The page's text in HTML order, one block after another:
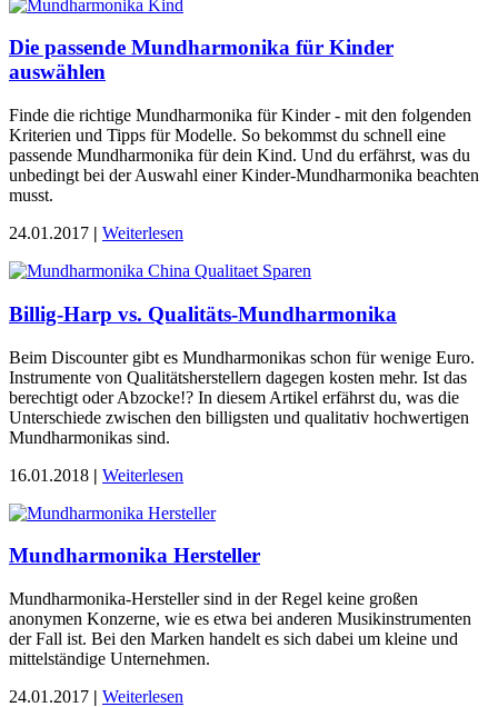
Die passende Mundharmonika für Kinder
auswählen
Finde die richtige Mundharmonika für Kinder - mit den folgenden
Kriterien und Tipps für Modelle. So bekommst du schnell eine
passende Mundharmonika für dein Kind. Und du erfährst, was du
unbedingt bei der Auswahl einer Kinder-Mundharmonika beachten
musst.
24.01.2017 | Weiterlesen
Billig-Harp vs. Qualitäts-Mundharmonika
Beim Discounter gibt es Mundharmonikas schon für wenige Euro.
Instrumente von Qualitätsherstellern dagegen kosten mehr. Ist das
berechtigt oder Abzocke!? In diesem Artikel erfährst du, was die
Unterschiede zwischen den billigsten und qualitativ hochwertigen
Mundharmonikas sind.
16.01.2018 | Weiterlesen
Mundharmonika Hersteller
Mundharmonika-Hersteller sind in der Regel keine großen
anonymen Konzerne, wie es etwa bei anderen Musikinstrumenten
der Fall ist. Bei den Marken handelt es sich dabei um kleine und
mittelständige Unternehmen.
24.01.2017 | Weiterlesen